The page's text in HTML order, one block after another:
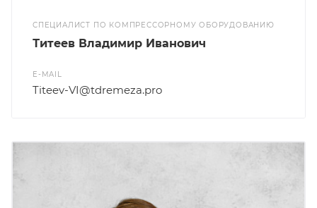
СПЕЦИАЛИСТ ПО КОМПРЕССОРНОМУ ОБОРУДОВАНИЮ
Титеев Владимир Иванович
E-MAIL
Titeev-VI@tdremeza.pro